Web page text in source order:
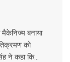
बनाया
को
ने कहा कि…